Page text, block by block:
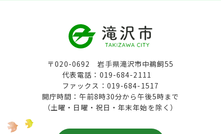
〒020-0692 岩手県滝沢市中鵜飼55
代表電話：019-684-2111
ファックス：019-684-1517
開庁時間：午前8時30分から午後5時まで
（土曜・日曜・祝日・年末年始を除く）